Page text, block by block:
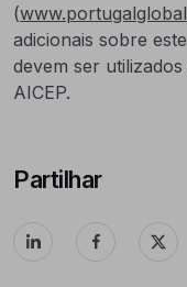
(
adicionais sobre
devem ser
AICEP.
Partilhar